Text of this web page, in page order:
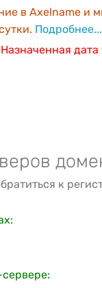
в Axelname и
Подробнее...
к